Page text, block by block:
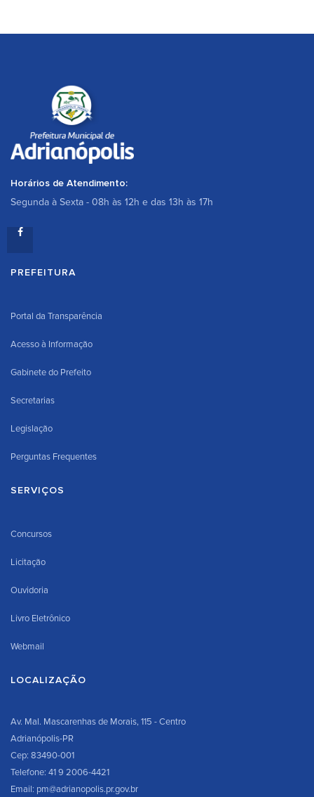
Horários de Atendimento:
Segunda à Sexta - 08h às 12h e das 13h às 17h
PREFEITURA
Portal da Transparência
Acesso à Informação
Gabinete do Prefeito
Secretarias
Legislação
Perguntas Frequentes
SERVIÇOS
Concursos
Licitação
Ouvidoria
Livro Eletrônico
Webmail
LOCALIZAÇÃO
Av. Mal. Mascarenhas de Morais, 115 - Centro
Adrianópolis-PR
Cep: 83490-001
Telefone: 41 9 2006-4421
Email: pm@adrianopolis.pr.gov.br